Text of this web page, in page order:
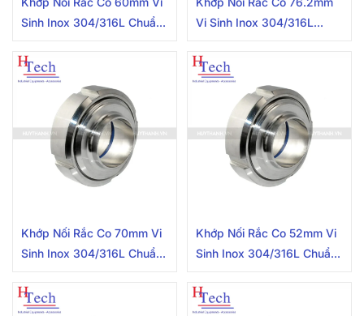
Sinh Inox 304/316L Chuẩn
Vi Sinh Inox 304/316L
Khớp Nối Rắc Co 70mm Vi
Sinh Inox 304/316L Chuẩn
Khớp Nối Rắc Co 52mm Vi
Sinh Inox 304/316L Chuẩn